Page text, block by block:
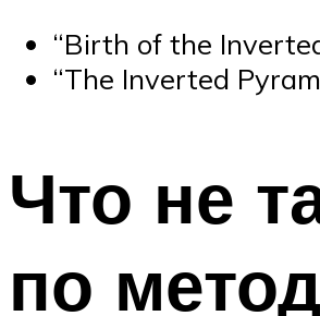
“Birth of the
“The Inverted
Что не
по